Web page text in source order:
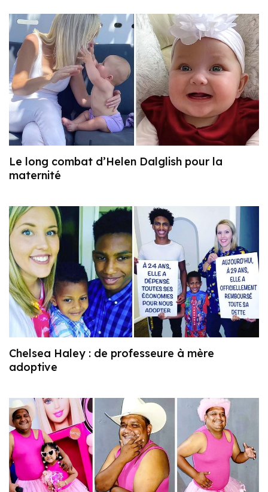
Le long combat d’Helen Dalglish pour la
maternité
Chelsea Haley : de professeure à mère
adoptive